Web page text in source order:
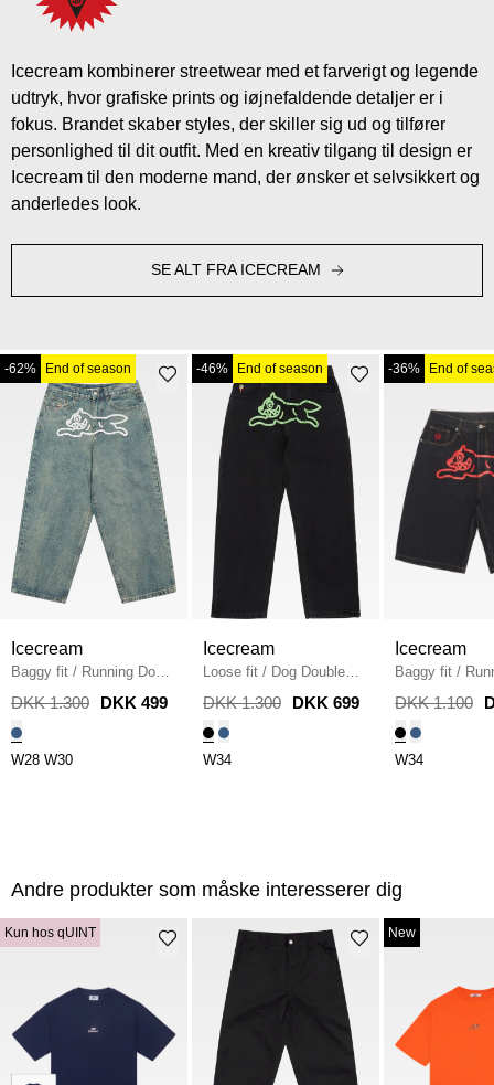
Icecream kombinerer streetwear med et farverigt og legende
udtryk, hvor grafiske prints og iøjnefaldende detaljer er i
fokus. Brandet skaber styles, der skiller sig ud og tilfører
personlighed til dit outfit. Med en kreativ tilgang til design er
Icecream til den moderne mand, der ønsker et selvsikkert og
anderledes look.
SE ALT FRA ICECREAM
-62% End of season
Icecream
Baggy fit / Running Dog
Triple Scoop
VINTAGE
DKK 1.300 DKK 499
W28 W30
-46% End of season
Icecream
Loose fit / Dog Double
Scoop Pant
BLACK
DKK 1.300 DKK 699
W34
-36% End of
Icecream
Baggy fit /
Shorts
DKK 1.100
W34
Andre produkter som måske interesserer dig
Kun hos qUINT New